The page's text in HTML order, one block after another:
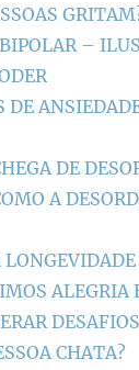
–
DE
DE
A
ALEGRIA
DESAFIOS
CHATA?